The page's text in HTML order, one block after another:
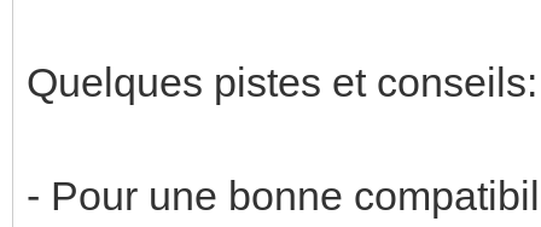
Quelques pistes et conseils:
- Pour une bonne